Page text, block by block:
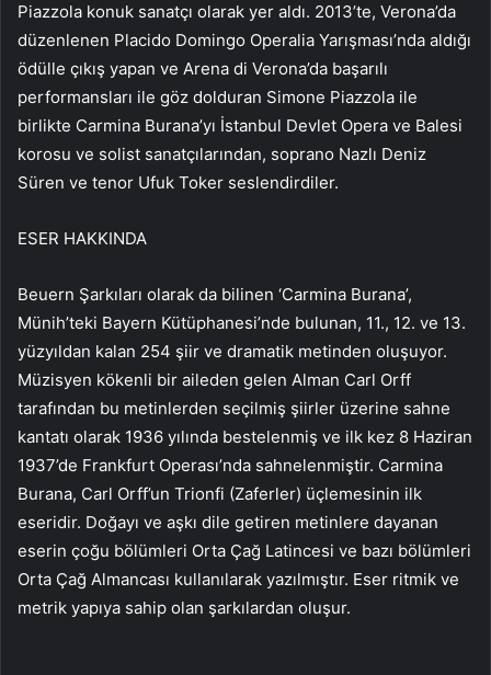
Piazzola konuk sanatçı olarak yer aldı. 2013’te, Verona’da
düzenlenen Placido Domingo Operalia Yarışması’nda aldığı
ödülle çıkış yapan ve Arena di Verona’da başarılı
performansları ile göz dolduran Simone Piazzola ile
birlikte Carmina Burana’yı İstanbul Devlet Opera ve Balesi
korosu ve solist sanatçılarından, soprano Nazlı Deniz
Süren ve tenor Ufuk Toker seslendirdiler.
ESER HAKKINDA
Beuern Şarkıları olarak da bilinen ‘Carmina Burana’,
Münih’teki Bayern Kütüphanesi’nde bulunan, 11., 12. ve 13.
yüzyıldan kalan 254 şiir ve dramatik metinden oluşuyor.
Müzisyen kökenli bir aileden gelen Alman Carl Orff
tarafından bu metinlerden seçilmiş şiirler üzerine sahne
kantatı olarak 1936 yılında bestelenmiş ve ilk kez 8 Haziran
1937’de Frankfurt Operası’nda sahnelenmiştir. Carmina
Burana, Carl Orff’un Trionfi (Zaferler) üçlemesinin ilk
eseridir. Doğayı ve aşkı dile getiren metinlere dayanan
eserin çoğu bölümleri Orta Çağ Latincesi ve bazı bölümleri
Orta Çağ Almancası kullanılarak yazılmıştır. Eser ritmik ve
metrik yapıya sahip olan şarkılardan oluşur.